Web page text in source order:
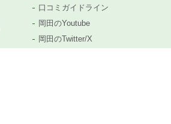
口コミガイドライン
岡田のYoutube
岡田のTwitter/X